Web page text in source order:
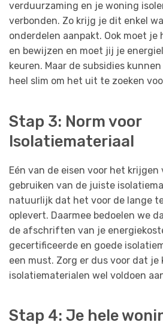
verduurzaming en je woning
verbonden. Zo krijg je dit enkel
onderdelen aanpakt. Ook moet
en bewijzen en moet jij je
keuren. Maar de subsidies
heel slim om het uit te zoeken
Stap 3: Norm voor
Isolatiemateriaal
Eén van de eisen voor het
gebruiken van de juiste
natuurlijk dat het voor de lange
oplevert. Daarmee bedoelen we
de afschriften van je
gecertificeerde en goede
een must. Zorg er dus voor dat
isolatiematerialen wel voldoen
Stap 4: Je hele